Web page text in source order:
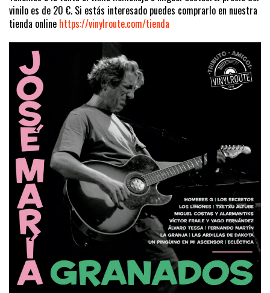
vinilo es de 20 €. Si estás interesado puedes comprarlo en nuestra
tienda online https://vinylroute.com/tienda